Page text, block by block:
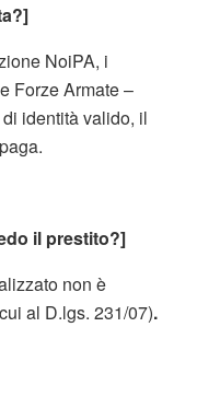
NoiPA, i
Forze Armate –
identità valido, il
il prestito?]
non è
al D.lgs. 231/07).